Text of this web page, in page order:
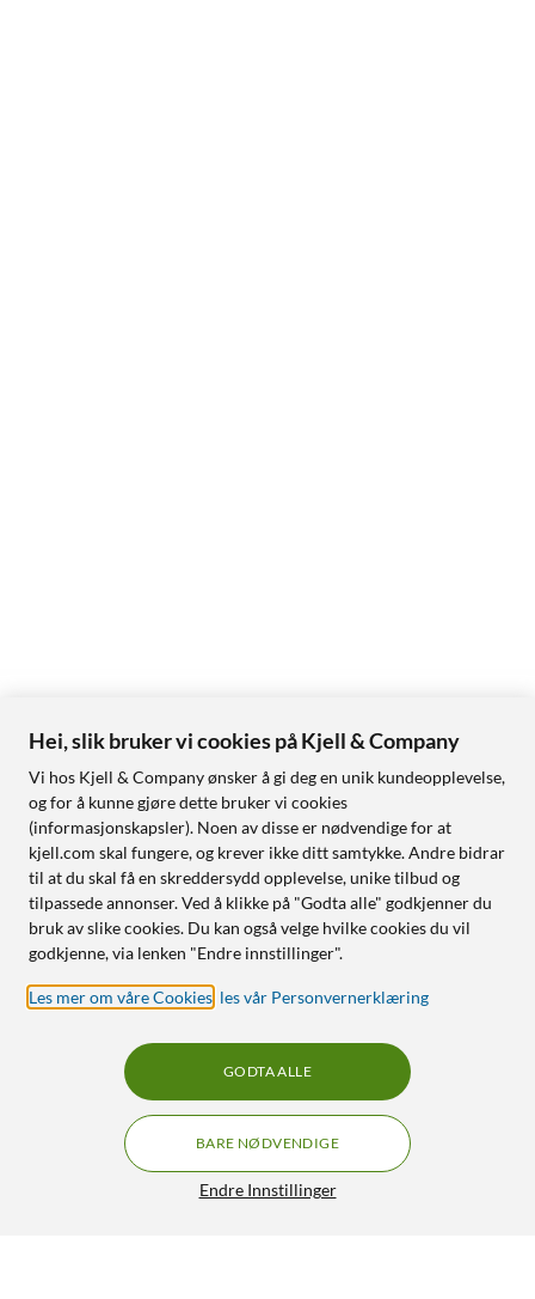
Hei, slik bruker vi cookies på Kjell & Company
Vi hos Kjell & Company ønsker å gi deg en unik kundeopplevelse,
og for å kunne gjøre dette bruker vi cookies
(informasjonskapsler). Noen av disse er nødvendige for at
kjell.com skal fungere, og krever ikke ditt samtykke. Andre bidrar
til at du skal få en skreddersydd opplevelse, unike tilbud og
tilpassede annonser. Ved å klikke på "Godta alle" godkjenner du
bruk av slike cookies. Du kan også velge hvilke cookies du vil
godkjenne, via lenken "Endre innstillinger".
Les mer om våre Cookies les vår Personvernerklæring
Endre Innstillinger
BARE NØDVENDIGE
GODTA ALLE